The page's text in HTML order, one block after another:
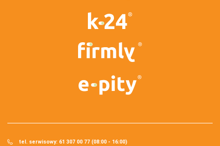
tel. serwisowy: 61 307 00 77 (08:00 - 16:00)